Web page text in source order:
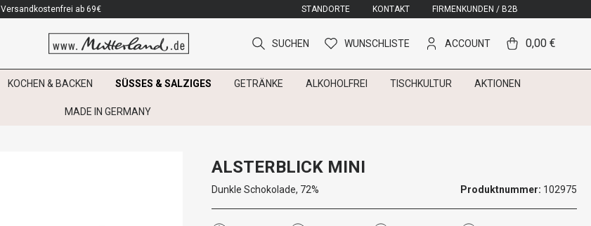
Versandkostenfrei ab 69€ STANDORTE KONTAKT FIRMENKUNDEN / B2B
SUCHEN WUNSCHLISTE ACCOUNT 0,00 €
KOCHEN & BACKEN SÜSSES & SALZIGES GETRÄNKE ALKOHOLFREI TISCHKULTUR AKTIONEN
MADE IN GERMANY
ALSTERBLICK MINI
Dunkle Schokolade, 72% Produktnummer: 102975